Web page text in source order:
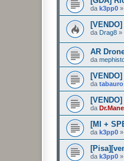
da k3pp0 »
da Drag8 »
AR
da
da tabauro
da
[MI +
da k3pp0 »
da k3pp0 »